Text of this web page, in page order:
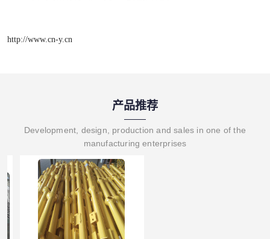
http://www.cn-y.cn
产品推荐
Development, design, production and sales in one of the
manufacturing enterprises